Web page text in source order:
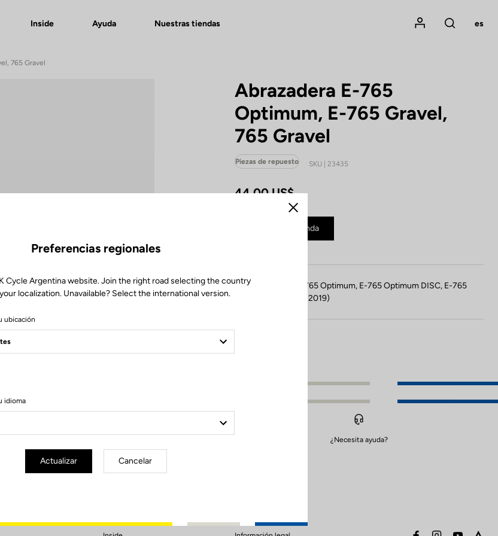
Inside Ayuda Nuestras tiendas
Mon compte
Rechercher
es
765 Gravel
Abrazadera E-765
Optimum, E-765 Gravel,
765 Gravel
Piezas de repuesto SKU | 23435
44,00 US$
Comprar en tienda
Compatible con E-765 Optimum, E-765 Optimum DISC, E-765
Gravel, 765 Gravel (2019)
electrónico
Confirmar
¿Necesita ayuda?
Cerrar
Preferencias regionales
Cycle Argentina website. Join the right road selecting the country
localization. Unavailable? Select the international version.
ubicación
idioma
Actualizar Cancelar